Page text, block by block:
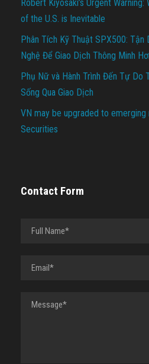
Robert Kiyosaki’s Urgent
of the U.S. is Inevitable
Phân Tích Kỹ Thuật SPX500: Tận
Nghệ Để Giao Dịch Thông Minh
Phụ Nữ và Hành Trình Đến Tự Do
Sống Qua Giao Dịch
VN may be upgraded to
Securities
Contact Form